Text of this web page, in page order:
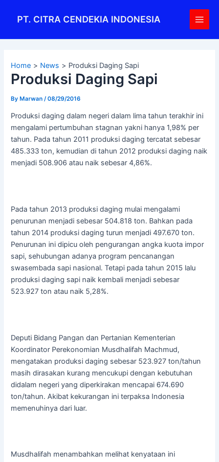
PT. CITRA CENDEKIA INDONESIA
Main
Home News Produksi Daging Sapi
Produksi Daging Sapi
ByMarwan /08/29/2016
Produksi daging dalam negeri dalam lima tahun terakhir ini
mengalami pertumbuhan stagnan yakni hanya 1,98% per
tahun. Pada tahun 2011 produksi daging tercatat sebesar
485.333 ton, kemudian di tahun 2012 produksi daging naik
menjadi 508.906 atau naik sebesar 4,86%.
Pada tahun 2013 produksi daging mulai mengalami
penurunan menjadi sebesar 504.818 ton. Bahkan pada
tahun 2014 produksi daging turun menjadi 497.670 ton.
Penurunan ini dipicu oleh pengurangan angka kuota impor
sapi, sehubungan adanya program pencanangan
swasembada sapi nasional. Tetapi pada tahun 2015 lalu
produksi daging sapi naik kembali menjadi sebesar
523.927 ton atau naik 5,28%.
Deputi Bidang Pangan dan Pertanian Kementerian
Koordinator Perekonomian Musdhalifah Machmud,
mengatakan produksi daging sebesar 523.927 ton/tahun
masih dirasakan kurang mencukupi dengan kebutuhan
didalam negeri yang diperkirakan mencapai 674.690
ton/tahun. Akibat kekurangan ini terpaksa Indonesia
memenuhinya dari luar.
Musdhalifah menambahkan melihat kenyataan ini
navigation